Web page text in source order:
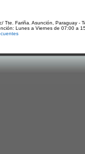
Tte. Fariña. Asunción, Paraguay -
Lunes a Viernes de 07:00 a